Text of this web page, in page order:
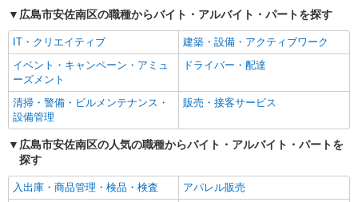
車通勤OK
交通費支給
社会保険あり
広島市安佐南区の職種からバイト・アルバイト・パートを探す
IT・クリエイティブ
建築・設備・アクティブワーク
イベント・キャンペーン・アミュ
ーズメント
ドライバー・配達
清掃・警備・ビルメンテナンス・
設備管理
販売・接客サービス
広島市安佐南区の人気の職種からバイト・アルバイト・パートを
探す
入出庫・商品管理・検品・検査
アパレル販売